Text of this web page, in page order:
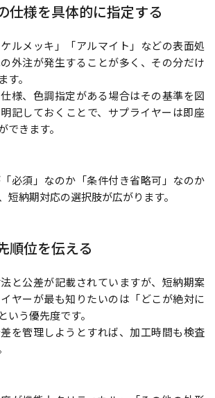
仕様を具体的に指定する
ケルメッキ」「アルマイト」などの表面処
外注が発生することが多く、その分だけ
す。
様、色調指定がある場合はその基準を図
記しておくことで、サプライヤーは即座
できます。
必須」なのか「条件付き省略可」なのか
短納期対応の選択肢が広がります。
順位を伝える
と公差が記載されていますが、短納期案
ヤーが最も知りたいのは「どこが絶対に
いう優先度です。
を管理しようとすれば、加工時間も検査